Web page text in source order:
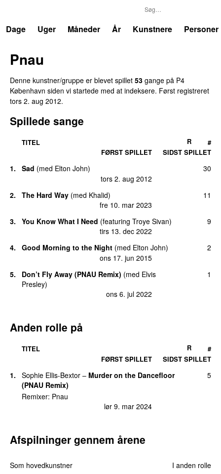
Dage
Uger Måneder År Kunstnere Personer
Pnau
Denne kunstner/gruppe er blevet spillet 53 gange på P4
København siden vi startede med at indeksere. Først registreret
tors 2. aug 2012.
Spillede sange
TITEL
FØRST SPILLET
SIDST SPILLET
R #
1. Sad (med Elton John)
tors 2. aug 2012
30
2. The Hard Way (med Khalid)
fre 10. mar 2023
11
3. You Know What I Need (featuring Troye Sivan)
tirs 13. dec 2022
9
4. Good Morning to the Night (med Elton John)
ons 17. jun 2015
2
5. Don’t Fly Away (PNAU Remix) (med Elvis
Presley)
ons 6. jul 2022
1
Anden rolle på
TITEL
FØRST SPILLET
SIDST SPILLET
R #
1. Sophie Ellis-Bextor – Murder on the Dancefloor
(PNAU Remix)
lør 9. mar 2024
5
Remixer: Pnau
Afspilninger gennem årene
Som hovedkunstner I anden rolle